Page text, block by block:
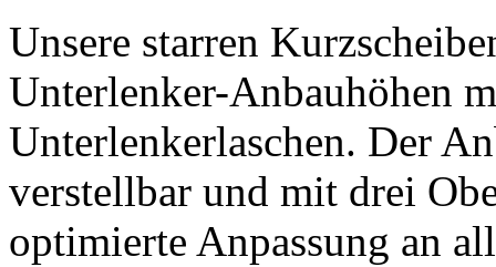
Unsere starren
Unterlenker-Anbauhöhen
Unterlenkerlaschen. Der
verstellbar und mit drei
optimierte Anpassung an